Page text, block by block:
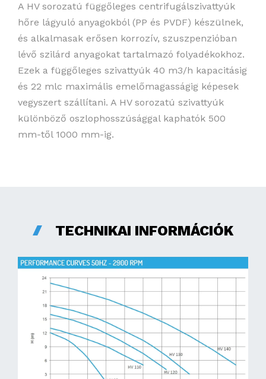
A HV sorozatú függőleges centrifugálszivattyúk
hőre lágyuló anyagokból (PP és PVDF) készülnek,
és alkalmasak erősen korrozív, szuszpenzióban
lévő szilárd anyagokat tartalmazó folyadékokhoz.
Ezek a függőleges szivattyúk 40 m3/h kapacitásig
és 22 mlc maximális emelőmagasságig képesek
vegyszert szállítani. A HV sorozatú szivattyúk
különböző oszlophosszúsággal kaphatók 500
mm-től 1000 mm-ig.
TECHNIKAI INFORMÁCIÓK